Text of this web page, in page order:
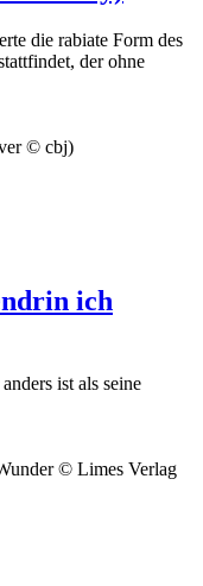
die rabiate Form des
der ohne
ich
ist als seine